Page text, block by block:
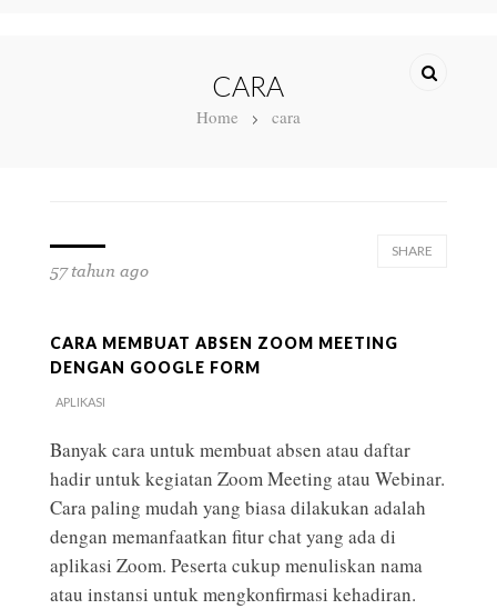
CARA
Home cara
57 tahun ago
SHARE
CARA MEMBUAT ABSEN ZOOM MEETING
DENGAN GOOGLE FORM
APLIKASI
Banyak cara untuk membuat absen atau daftar
hadir untuk kegiatan Zoom Meeting atau Webinar.
Cara paling mudah yang biasa dilakukan adalah
dengan memanfaatkan fitur chat yang ada di
aplikasi Zoom. Peserta cukup menuliskan nama
atau instansi untuk mengkonfirmasi kehadiran.